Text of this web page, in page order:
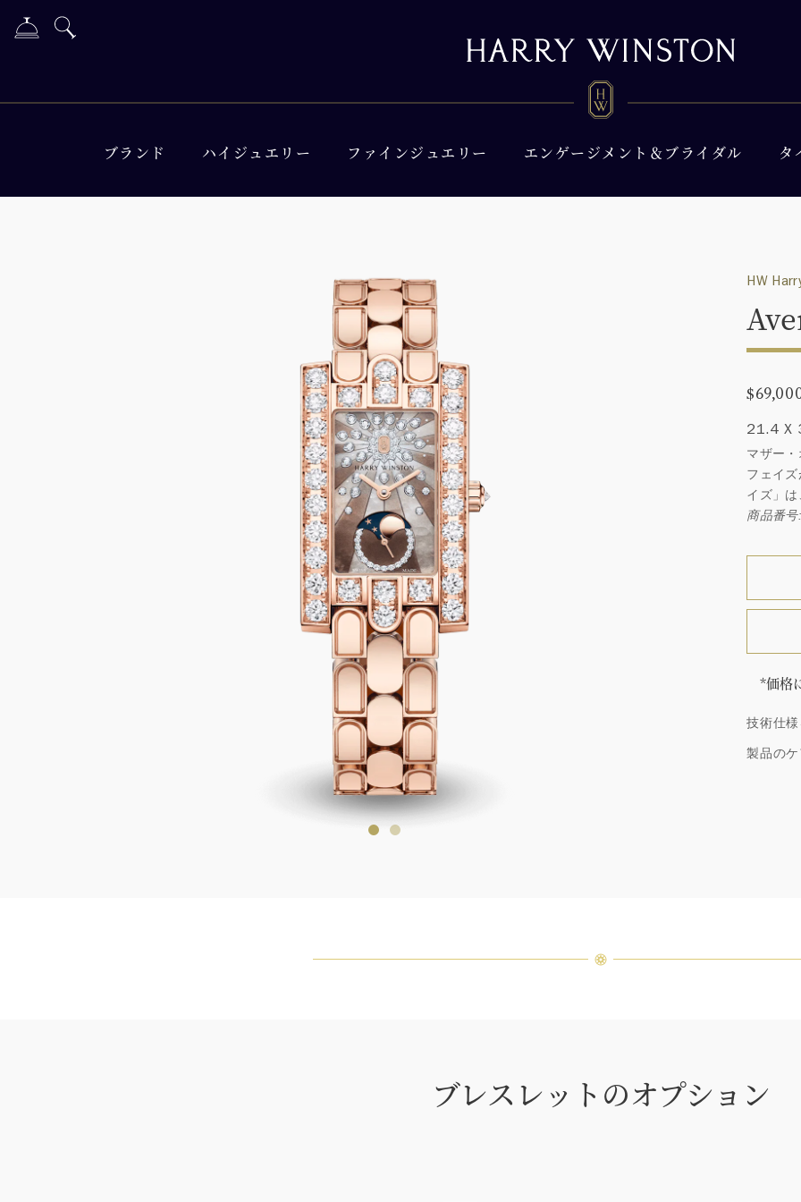
ブランド ハイジュエリー ファインジュエリー エンゲージメント＆ブライダル タ
HW
21.4 X
マザー
フェイ
イズ」
商品番
*価格
ウィ
厳選
つひ
技術仕
製品の
ブレスレットのオプション